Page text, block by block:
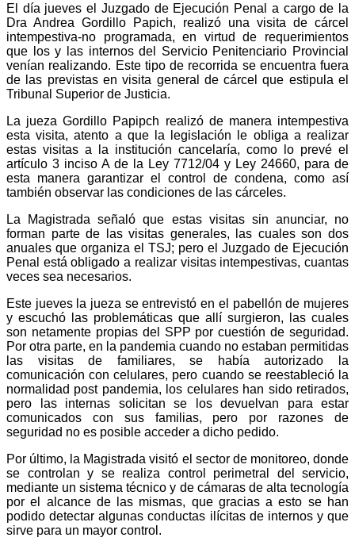
El día jueves el Juzgado de Ejecución Penal a cargo de la
Dra Andrea Gordillo Papich, realizó una visita de cárcel
intempestiva-no programada, en virtud de requerimientos
que los y las internos del Servicio Penitenciario Provincial
venían realizando. Este tipo de recorrida se encuentra fuera
de las previstas en visita general de cárcel que estipula el
Tribunal Superior de Justicia.
La jueza Gordillo Papipch realizó de manera intempestiva
esta visita, atento a que la legislación le obliga a realizar
estas visitas a la institución cancelaría, como lo prevé el
artículo 3 inciso A de la Ley 7712/04 y Ley 24660, para de
esta manera garantizar el control de condena, como así
también observar las condiciones de las cárceles.
La Magistrada señaló que estas visitas sin anunciar, no
forman parte de las visitas generales, las cuales son dos
anuales que organiza el TSJ; pero el Juzgado de Ejecución
Penal está obligado a realizar visitas intempestivas, cuantas
veces sea necesarios.
Este jueves la jueza se entrevistó en el pabellón de mujeres
y escuchó las problemáticas que allí surgieron, las cuales
son netamente propias del SPP por cuestión de seguridad.
Por otra parte, en la pandemia cuando no estaban permitidas
las visitas de familiares, se había autorizado la
comunicación con celulares, pero cuando se reestableció la
normalidad post pandemia, los celulares han sido retirados,
pero las internas solicitan se los devuelvan para estar
comunicados con sus familias, pero por razones de
seguridad no es posible acceder a dicho pedido.
Por último, la Magistrada visitó el sector de monitoreo, donde
se controlan y se realiza control perimetral del servicio,
mediante un sistema técnico y de cámaras de alta tecnología
por el alcance de las mismas, que gracias a esto se han
podido detectar algunas conductas ilícitas de internos y que
sirve para un mayor control.